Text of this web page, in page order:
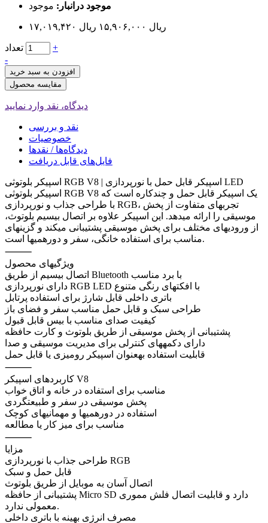
موجود درانبار: موجود
۱۷,۰۱۹,۴۲۰ ریال ۱۵,۹۰۶,۰۰۰ ریال
تعداد
+
-
افزودن به سبد خرید
مقایسه محصول
دیدگاه، نقد وارد نمایید
نقد و بررسی
خصوصیات
دیدگاه‌ها / نقدها
فایل‌های قابل دریافت
اسپیکر بلوتوثی RGB V8 | اسپیکر قابل حمل با نورپردازی LED
اسپیکر بلوتوثی RGB V8 یک اسپیکر قابل حمل و چندکاره است که
با طراحی جذاب و نورپردازی RGB، تجربهای متفاوت از پخش
موسیقی را ارائه میدهد. این اسپیکر علاوه بر اتصال بیسیم بلوتوث،
از ورودیهای مختلف برای پخش موسیقی پشتیبانی میکند و گزینهای
مناسب برای استفاده خانگی، سفر و دورهمیها است.
⸻
ویژگیهای محصول
اتصال بیسیم از طریق Bluetooth با برد مناسب
دارای نورپردازی RGB LED با افکتهای رنگی متنوع
باتری داخلی قابل شارژ برای استفاده پرتابل
طراحی سبک و قابل حمل مناسب سفر و فضای باز
کیفیت صدای مناسب با بیس قابل قبول
پشتیبانی از پخش موسیقی از طریق بلوتوث و کارت حافظه
دارای دکمههای کنترلی برای مدیریت موسیقی و صدا
قابلیت استفاده بهعنوان اسپیکر رومیزی یا قابل حمل
⸻
کاربردهای اسپیکر V8
مناسب برای استفاده در خانه و اتاق خواب
پخش موسیقی در سفر و طبیعتگردی
استفاده در دورهمیها و مهمانیهای کوچک
مناسب برای میز کار یا مطالعه
⸻
مزایا
طراحی جذاب با نورپردازی RGB
قابل حمل و سبک
اتصال آسان به موبایل از طریق بلوتوث
پشتیبانی از حافظه Micro SD دارد و قابلیت اتصال فلش مموری
معمولی ندارد.
مصرف انرژی بهینه با باتری داخلی